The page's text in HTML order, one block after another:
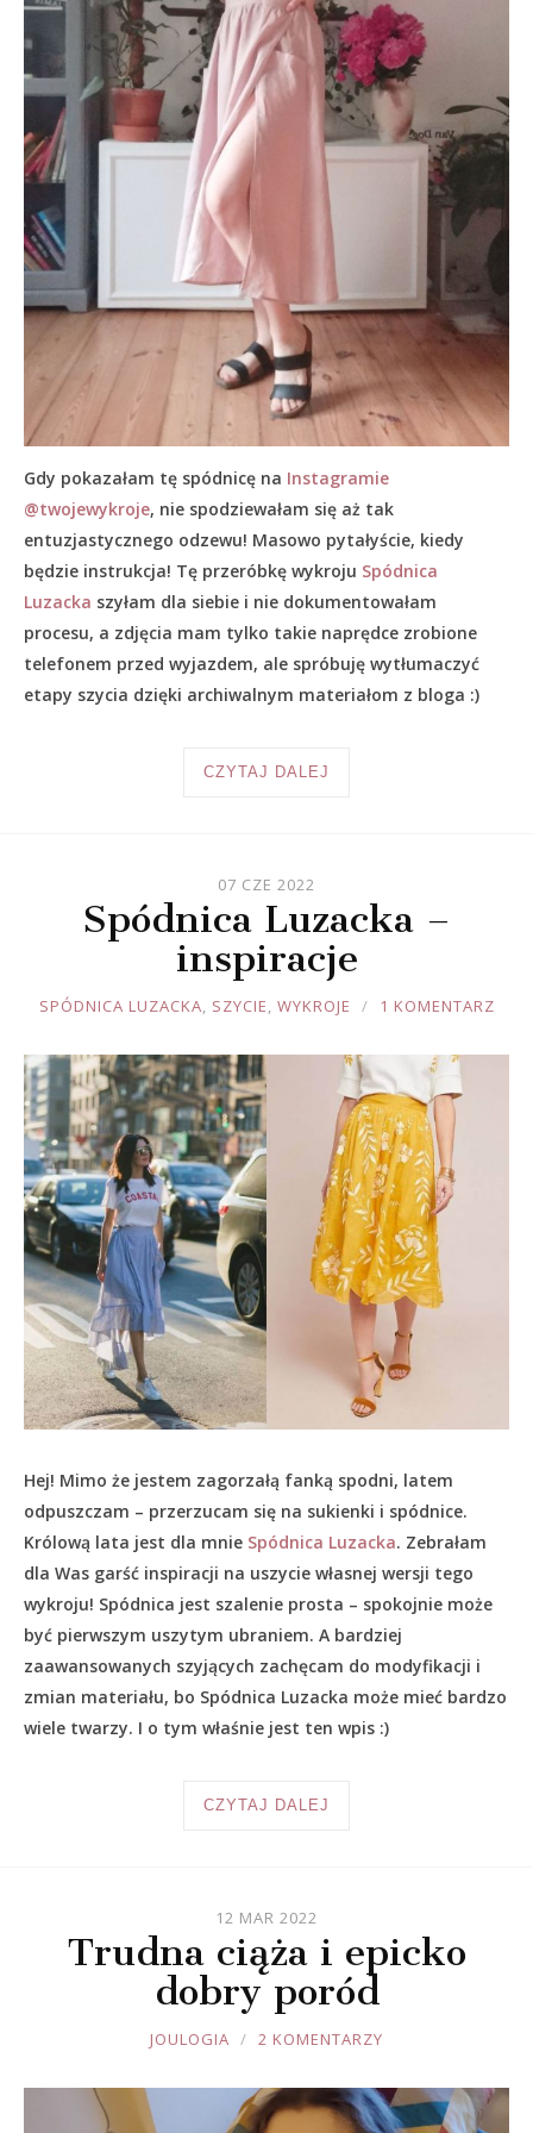
Gdy pokazałam tę spódnicę na Instagramie
@twojewykroje, nie spodziewałam się aż tak
entuzjastycznego odzewu! Masowo pytałyście, kiedy
będzie instrukcja! Tę przeróbkę wykroju Spódnica
Luzacka szyłam dla siebie i nie dokumentowałam
procesu, a zdjęcia mam tylko takie naprędce zrobione
telefonem przed wyjazdem, ale spróbuję wytłumaczyć
etapy szycia dzięki archiwalnym materiałom z bloga :)
CZYTAJ DALEJ
07 CZE 2022
Spódnica Luzacka –
inspiracje
JOULE
SPÓDNICA LUZACKA, SZYCIE, WYKROJE 1 KOMENTARZ
Hej! Mimo że jestem zagorzałą fanką spodni, latem
odpuszczam – przerzucam się na sukienki i spódnice.
Królową lata jest dla mnie Spódnica Luzacka. Zebrałam
dla Was garść inspiracji na uszycie własnej wersji tego
wykroju! Spódnica jest szalenie prosta – spokojnie może
być pierwszym uszytym ubraniem. A bardziej
zaawansowanych szyjących zachęcam do modyfikacji i
zmian materiału, bo Spódnica Luzacka może mieć bardzo
wiele twarzy. I o tym właśnie jest ten wpis :)
CZYTAJ DALEJ
12 MAR 2022
Trudna ciąża i epicko
dobry poród
JOULE
JOULOGIA 2 KOMENTARZY